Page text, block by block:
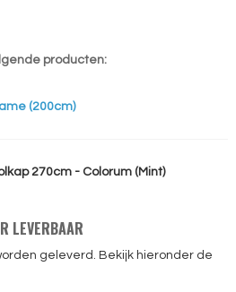
producten:
(200cm)
270cm - Colorum (Mint)
LEVERBAAR
geleverd. Bekijk hieronder de